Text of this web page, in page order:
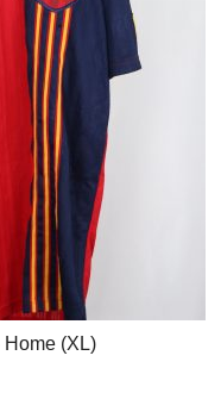
(XL)